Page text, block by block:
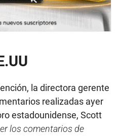
la directora gerente
realizadas ayer
estadounidense, Scott
los comentarios de